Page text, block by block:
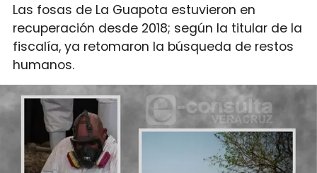
Las fosas de La Guapota estuvieron en
recuperación desde 2018; según la titular de la
fiscalía, ya retomaron la búsqueda de restos
humanos.